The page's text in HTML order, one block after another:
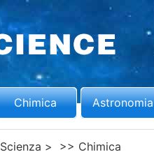
Chimica Astronomia
Scienza > >> Chimica